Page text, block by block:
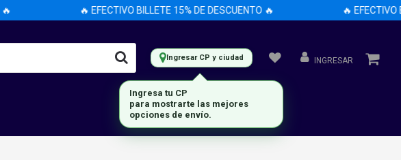
🔥 EFECTIVO BILLETE 15% DE DESCUENTO 🔥 🔥 EFECTIVO
Ingresar CP y ciudad INGRESAR
Ingresa tu CP
para mostrarte las mejores
opciones de envío.